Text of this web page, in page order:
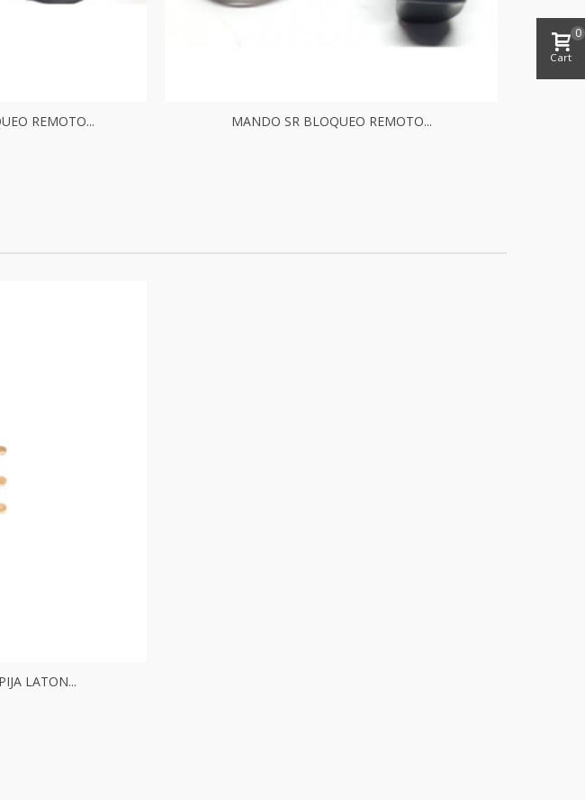
REMOTO... MANDO SR BLOQUEO REMOTO...
LATON...
Cart
0